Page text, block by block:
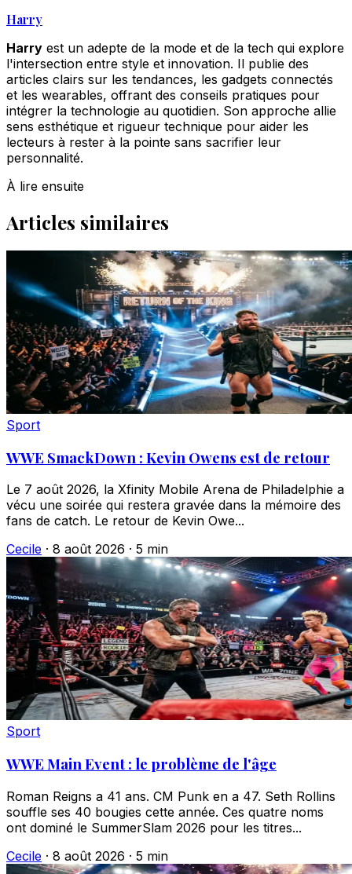
Harry
Harry est un adepte de la mode et de la tech qui explore
l'intersection entre style et innovation. Il publie des
articles clairs sur les tendances, les gadgets connectés
et les wearables, offrant des conseils pratiques pour
intégrer la technologie au quotidien. Son approche allie
sens esthétique et rigueur technique pour aider les
lecteurs à rester à la pointe sans sacrifier leur
personnalité.
À lire ensuite
Articles similaires
Sport
WWE SmackDown : Kevin Owens est de retour
Le 7 août 2026, la Xfinity Mobile Arena de Philadelphie a
vécu une soirée qui restera gravée dans la mémoire des
fans de catch. Le retour de Kevin Owe...
Cecile · 8 août 2026 · 5 min
Sport
WWE Main Event : le problème de l'âge
Roman Reigns a 41 ans. CM Punk en a 47. Seth Rollins
souffle ses 40 bougies cette année. Ces quatre noms
ont dominé le SummerSlam 2026 pour les titres...
Cecile · 8 août 2026 · 5 min